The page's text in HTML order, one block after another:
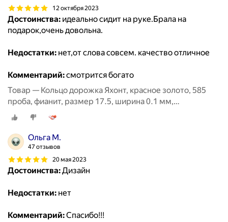
12 октября 2023
Достоинства: идеально сидит на руке.Брала на
подарок,очень довольна.
Недостатки: нет,от слова совсем. качество отличное
Комментарий:смотрится богато
Товар — Кольцо дорожка Яхонт, красное золото, 585
проба, фианит, размер 17.5, ширина 0.1 мм,
бесцветный
Ольга М.
47 отзывов
20 мая 2023
Достоинства:Дизайн
Недостатки: нет
Комментарий:Спасибо!!!